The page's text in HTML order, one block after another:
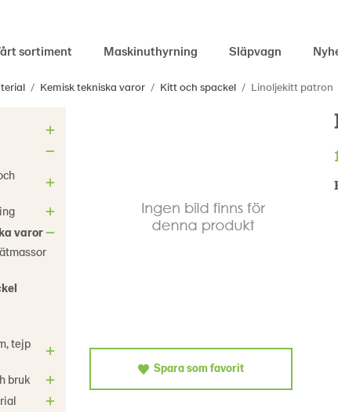
sortiment Maskinuthyrning Släpvagn
/ Kemisk tekniska varor / Kitt och spackel / Linoljekitt patron
varor
tejp
bruk
Spara som favorit